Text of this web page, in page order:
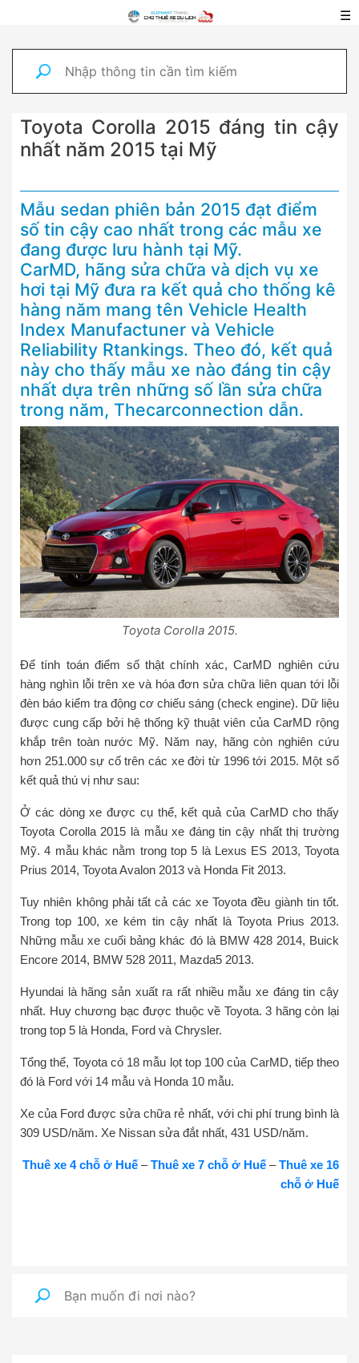
☰
Toyota Corolla 2015 đáng tin cậy
nhất năm 2015 tại Mỹ
Mẫu sedan phiên bản 2015 đạt điểm
số tin cậy cao nhất trong các mẫu xe
đang được lưu hành tại Mỹ.
CarMD, hãng sửa chữa và dịch vụ xe
hơi tại Mỹ đưa ra kết quả cho thống kê
hàng năm mang tên Vehicle Health
Index Manufactuner và Vehicle
Reliability Rtankings. Theo đó, kết quả
này cho thấy mẫu xe nào đáng tin cậy
nhất dựa trên những số lần sửa chữa
trong năm, Thecarconnection dẫn.
Toyota Corolla 2015.
Để tính toán điểm số thật chính xác, CarMD nghiên cứu
hàng nghìn lỗi trên xe và hóa đơn sửa chữa liên quan tới lỗi
đèn báo kiểm tra động cơ chiếu sáng (check engine). Dữ liệu
được cung cấp bởi hệ thống kỹ thuật viên của CarMD rộng
khắp trên toàn nước Mỹ. Năm nay, hãng còn nghiên cứu
hơn 251.000 sự cố trên các xe đời từ 1996 tới 2015. Một số
kết quả thú vị như sau:
Ở các dòng xe được cụ thể, kết quả của CarMD cho thấy
Toyota Corolla 2015 là mẫu xe đáng tin cậy nhất thị trường
Mỹ. 4 mẫu khác nằm trong top 5 là Lexus ES 2013, Toyota
Prius 2014, Toyota Avalon 2013 và Honda Fit 2013.
Tuy nhiên không phải tất cả các xe Toyota đều giành tin tốt.
Trong top 100, xe kém tin cậy nhất là Toyota Prius 2013.
Những mẫu xe cuối bảng khác đó là BMW 428 2014, Buick
Encore 2014, BMW 528 2011, Mazda5 2013.
Hyundai là hãng sản xuất ra rất nhiều mẫu xe đáng tin cậy
nhất. Huy chương bạc được thuộc về Toyota. 3 hãng còn lại
trong top 5 là Honda, Ford và Chrysler.
Tổng thể, Toyota có 18 mẫu lọt top 100 của CarMD, tiếp theo
đó là Ford với 14 mẫu và Honda 10 mẫu.
Xe của Ford được sửa chữa rẻ nhất, với chi phí trung bình là
309 USD/năm. Xe Nissan sửa đắt nhất, 431 USD/năm.
Thuê xe 4 chỗ ở Huế –Thuê xe 7 chỗ ở Huế –Thuê xe 16
chỗ ở Huế